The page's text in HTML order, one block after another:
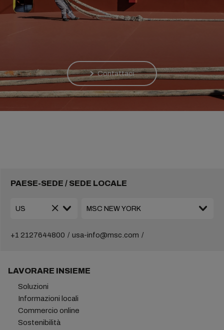
Contattaci
PAESE-SEDE / SEDE LOCALE
+1 2127644800 usa-info@msc.com
LAVORARE INSIEME
Soluzioni
Informazioni locali
Commercio online
Sostenibilità